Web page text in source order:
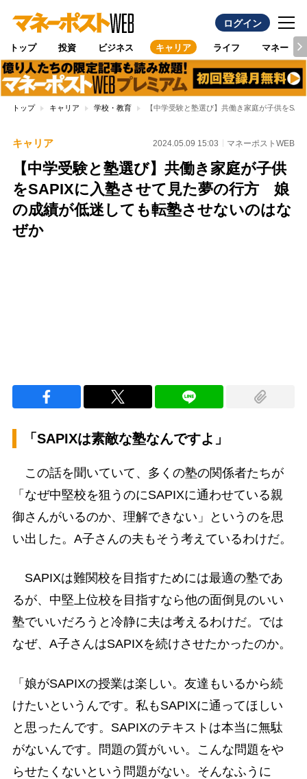
ログイン
トップ 投資 ビジネス キャリア ライフ マネー
トップ キャリア 学校・教育 【中学受験と塾選び】共働き家庭が子供を
キャリア 2024.05.09 15:03 マネーポストWEB
【中学受験と塾選び】共働き家庭が子供
をSAPIXに入塾させて見た夢の行方 娘
の成績が低迷しても転塾させないのはな
ぜか
「SAPIXは素敵な塾なんですよ」
この話を聞いていて、多くの塾の関係者たちが
「なぜ中堅校を狙うのにSAPIXに通わせている親
御さんがいるのか、理解できない」というのを思
い出した。A子さんの夫もそう考えているわけだ。
SAPIXは難関校を目指すためには最適の塾であ
るが、中堅上位校を目指すなら他の面倒見のいい
塾でいいだろうと冷静に夫は考えるわけだ。では
なぜ、A子さんはSAPIXを続けさせたかったのか。
「娘がSAPIXの授業は楽しい。友達もいるから続
けたいというんです。私もSAPIXに通ってほしい
と思ったんです。SAPIXのテキストは本当に無駄
がないんです。問題の質がいい。こんな問題をや
らせたくないという問題がない。そんなふうに